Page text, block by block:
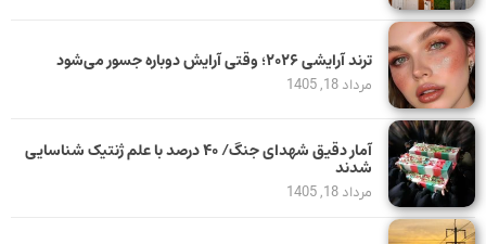
ترند آرایشی ۲۰۲۶؛ وقتی آرایش دوباره جسور می‌شود
مرداد 18, 1405
آمار دقیق شهدای جنگ/ ۴۰ درصد با علم ژنتیک شناسایی
شدند
مرداد 18, 1405